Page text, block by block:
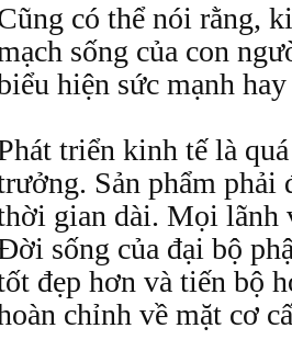
có thể nói rằng,
sống của con
hiện sức mạnh
triển kinh tế là
Sản phẩm phải
gian dài. Mọi lãnh
sống của đại bộ
đẹp hơn và tiến bộ
chỉnh về mặt cơ